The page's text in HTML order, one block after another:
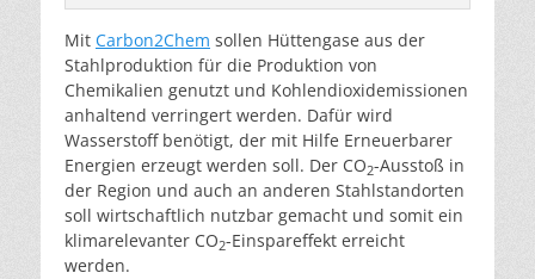
Mit Carbon2Chem sollen Hüttengase aus der
Stahlproduktion für die Produktion von
Chemikalien genutzt und Kohlendioxidemissionen
anhaltend verringert werden. Dafür wird
Wasserstoff benötigt, der mit Hilfe Erneuerbarer
Energien erzeugt werden soll. Der CO2-Ausstoß in
der Region und auch an anderen Stahlstandorten
soll wirtschaftlich nutzbar gemacht und somit ein
klimarelevanter CO2-Einspareffekt erreicht
werden.